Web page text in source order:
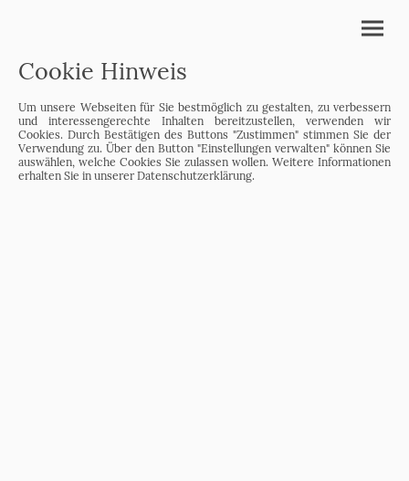
Cookie Hinweis
Um unsere Webseiten für Sie bestmöglich zu gestalten, zu verbessern
und interessengerechte Inhalten bereitzustellen, verwenden wir
Cookies. Durch Bestätigen des Buttons "Zustimmen" stimmen Sie der
Verwendung zu. Über den Button "Einstellungen verwalten" können Sie
auswählen, welche Cookies Sie zulassen wollen. Weitere Informationen
erhalten Sie in unserer Datenschutzerklärung.